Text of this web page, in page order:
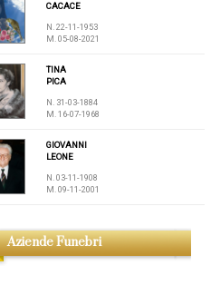
CACACE
N. 22-11-1953
M. 05-08-2021
TINA
PICA
N. 31-03-1884
M. 16-07-1968
GIOVANNI
LEONE
N. 03-11-1908
M. 09-11-2001
Aziende Funebri